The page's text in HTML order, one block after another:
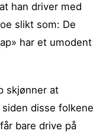
han driver med
slikt som: De
har et umodent
skjønner at
disse folkene
bare drive på